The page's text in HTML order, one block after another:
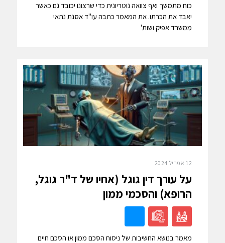
כוח מתמשך ואף צוואה נוטריונית כדי שרצונו יכובד גם כאשר
יאבד את הכרתו. את המאמר כתבה עו"ד אסנת נתאי
ממשרד אפיק ושות'
12 אפריל 2024
על עורך דין גוגל (אחיו של ד"ר גוגל,
הרופא) והסכמי ממון
מאמר בנושא החשיבות של ניסוח הסכם ממון או הסכם חיים